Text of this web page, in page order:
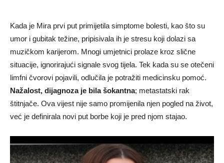
Kada je Mira prvi put primijetila simptome bolesti, kao što su
umor i gubitak težine, pripisivala ih je stresu koji dolazi sa
muzičkom karijerom. Mnogi umjetnici prolaze kroz slične
situacije, ignorirajući signale svog tijela. Tek kada su se otečeni
limfni čvorovi pojavili, odlučila je potražiti medicinsku pomoć.
Nažalost, dijagnoza je bila šokantna; metastatski rak
štitnjače. Ova vijest nije samo promijenila njen pogled na život,
već je definirala novi put borbe koji je pred njom stajao.